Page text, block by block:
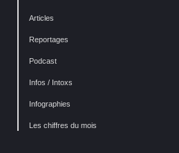
Articles
Reportages
Podcast
Infos / Intoxs
Infographies
Les chiffres du mois